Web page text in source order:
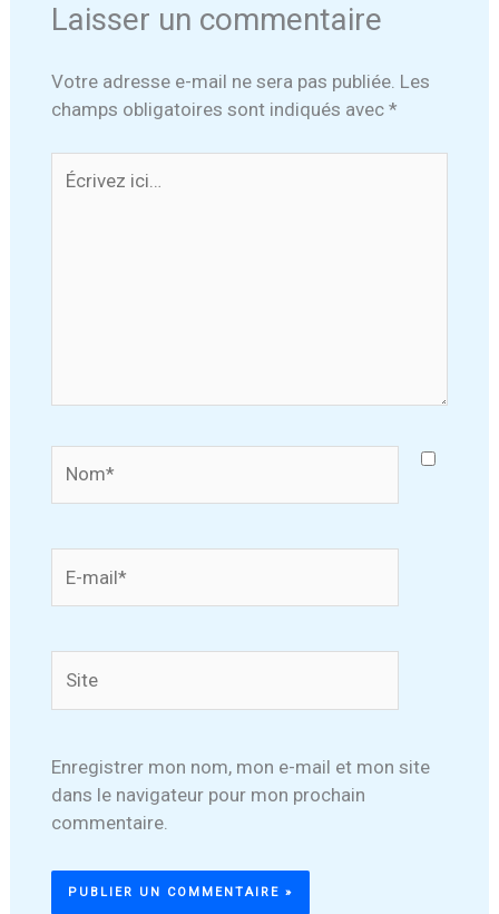
Laisser un commentaire
Votre adresse e-mail ne sera pas publiée. Les
champs obligatoires sont indiqués avec *
ici…
mail*
Enregistrer mon nom, mon e-mail et mon site
dans le navigateur pour mon prochain
commentaire.